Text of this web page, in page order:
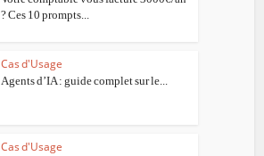
? Ces 10 prompts...
Cas d'Usage
Agents d’IA : guide complet sur le...
Cas d'Usage